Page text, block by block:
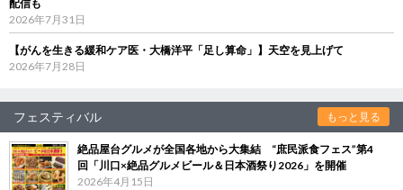
配信も
2026年7月31日
【がんを生きる緩和ケア医・大橋洋平「足し算命」】天空を見上げて
2026年7月28日
フェスティバル もっと見る
絶品屋台グルメが全国各地から大集結 “庶民派食フェス”第4
回「川口×絶品グルメビール＆日本酒祭り2026」を開催
2026年4月15日